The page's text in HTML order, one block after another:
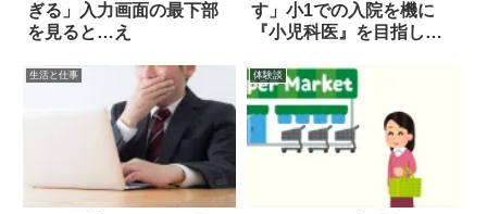
ぎる」入力画面の最下部
を見ると…え
す」小1での入院を機に
『小児科医』を目指した
生活と仕事 体験談